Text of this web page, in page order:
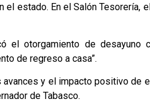
estado. En el Salón
el otorgamiento de
de regreso a casa”.
y el impacto positivo de
de Tabasco.